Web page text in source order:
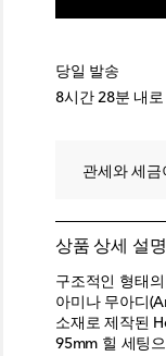
EU 40
EU 41 품절
당일 발송
8시간 28분 내
관세와 세금
상품 상세 설명
구조적인 형태
아미나 무아디
소재로 제작된
95mm 힐 세팅